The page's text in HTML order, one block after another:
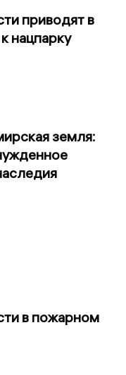
приводят в
нацпарку
земля:
в пожарном